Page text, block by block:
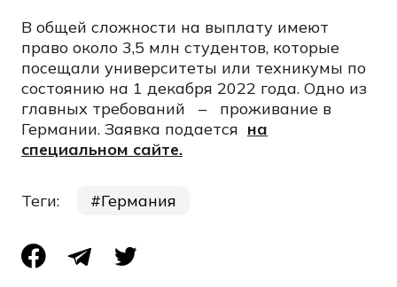
В общей сложности на выплату имеют
право около 3,5 млн студентов, которые
посещали университеты или техникумы по
состоянию на 1 декабря 2022 года. Одно из
главных требований
–
проживание в
Германии. Заявка подается на
специальном сайте.
Теги: Германия